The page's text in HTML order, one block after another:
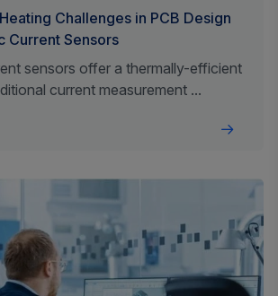
Challenges in PCB Design
Current Sensors
sensors offer a thermally-efficient
current measurement ...